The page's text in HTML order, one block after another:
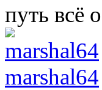
путь всё
marshal64